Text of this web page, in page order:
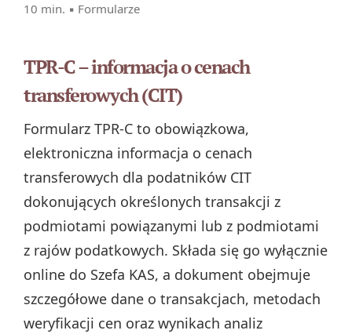
10 min. ▪ Formularze
TPR-C – informacja o cenach
transferowych (CIT)
Formularz TPR‑C to obowiązkowa,
elektroniczna informacja o cenach
transferowych dla podatników CIT
dokonujących określonych transakcji z
podmiotami powiązanymi lub z podmiotami
z rajów podatkowych. Składa się go wyłącznie
online do Szefa KAS, a dokument obejmuje
szczegółowe dane o transakcjach, metodach
weryfikacji cen oraz wynikach analiz